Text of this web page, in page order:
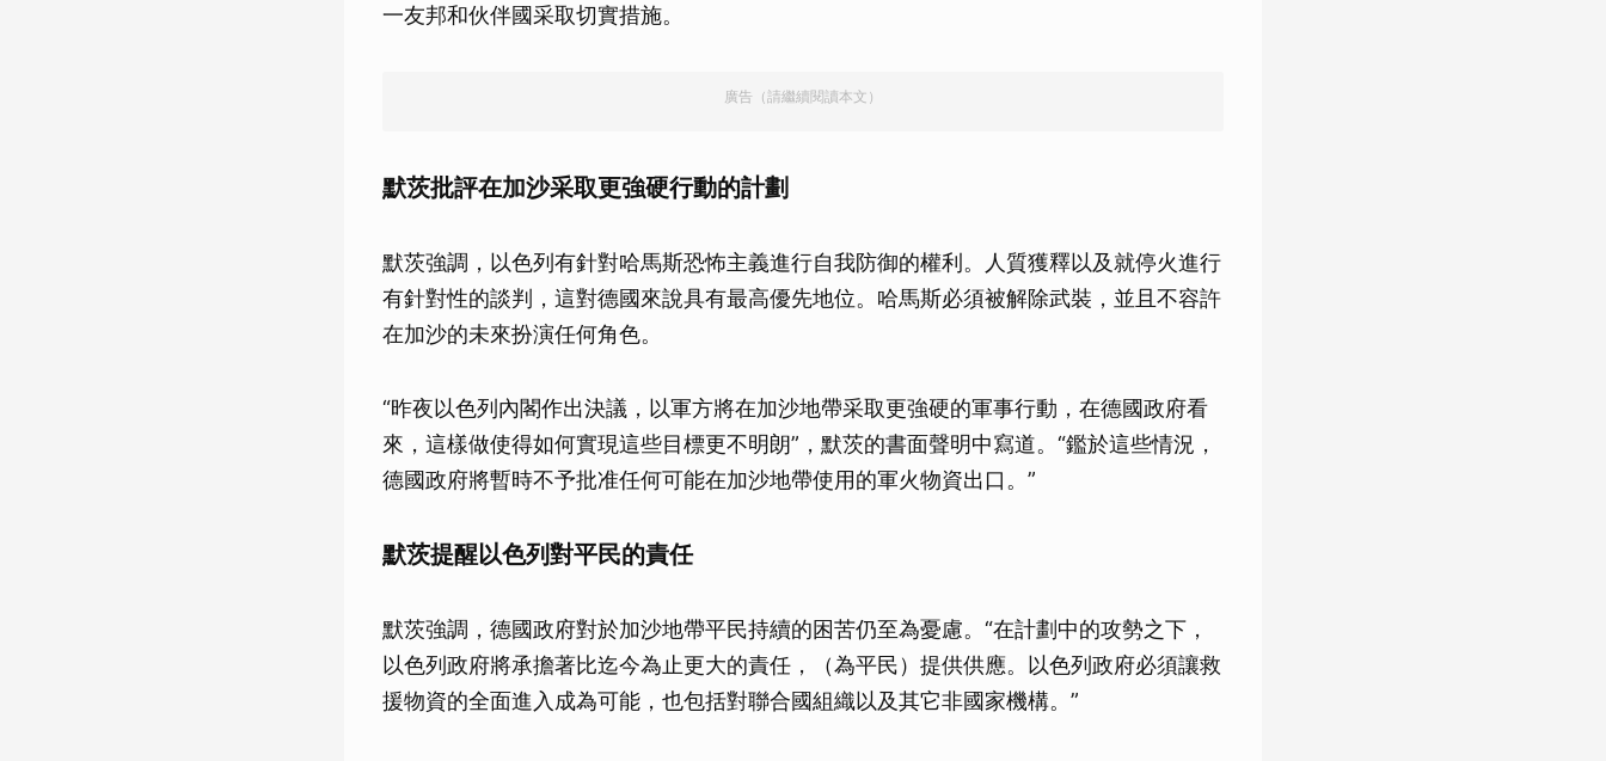
一友邦和伙伴國采取切實措施。
廣告（請繼續閱讀本文）
默茨批評在加沙采取更強硬行動的計劃
默茨強調，以色列有針對哈馬斯恐怖主義進行自我防御的權利。人質獲釋以及就停火進行
有針對性的談判，這對德國來說具有最高優先地位。哈馬斯必須被解除武裝，並且不容許
在加沙的未來扮演任何角色。
“昨夜以色列內閣作出決議，以軍方將在加沙地帶采取更強硬的軍事行動，在德國政府看
來，這樣做使得如何實現這些目標更不明朗”，默茨的書面聲明中寫道。“鑑於這些情況，
德國政府將暫時不予批准任何可能在加沙地帶使用的軍火物資出口。”
默茨提醒以色列對平民的責任
默茨強調，德國政府對於加沙地帶平民持續的困苦仍至為憂慮。“在計劃中的攻勢之下，
以色列政府將承擔著比迄今為止更大的責任，（為平民）提供供應。以色列政府必須讓救
援物資的全面進入成為可能，也包括對聯合國組織以及其它非國家機構。”